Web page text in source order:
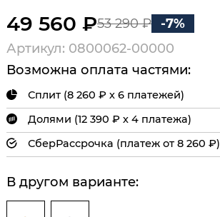
49 560 ₽53 290 ₽
-7%
Артикул: 0800062-00000
Возможна оплата частями:
Сплит (8 260 ₽ х 6 платежей)
Долями (12 390 ₽ х 4 платежа)
СберРассрочка (платеж от 8 260 ₽)
В другом варианте: